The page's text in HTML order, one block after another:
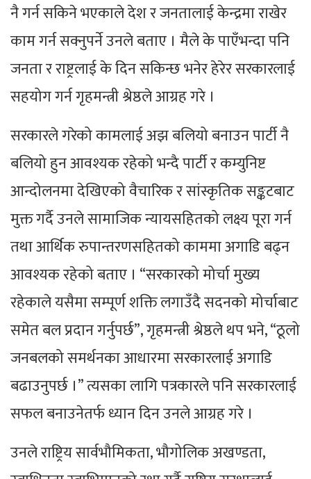
नै गर्न सकिने भएकाले देश र जनतालाई केन्द्रमा राखेर
काम गर्न सक्नुपर्ने उनले बताए । मैले के पाएँभन्दा पनि
जनता र राष्ट्रलाई के दिन सकिन्छ भनेर हेरेर सरकारलाई
सहयोग गर्न गृहमन्त्री श्रेष्ठले आग्रह गरे ।
सरकारले गरेको कामलाई अझ बलियो बनाउन पार्टी नै
बलियो हुन आवश्यक रहेको भन्दै पार्टी र कम्युनिष्ट
आन्दोलनमा देखिएको वैचारिक र सांस्कृतिक सङ्कटबाट
मुक्त गर्दै उनले सामाजिक न्यायसहितको लक्ष्य पूरा गर्न
तथा आर्थिक रुपान्तरणसहितको काममा अगाडि बढ्न
आवश्यक रहेको बताए । “सरकारको मोर्चा मुख्य
रहेकाले यसैमा सम्पूर्ण शक्ति लगाउँदै सदनको मोर्चाबाट
समेत बल प्रदान गर्नुपर्छ”, गृहमन्त्री श्रेष्ठले थप भने, “ठूलो
जनबलको समर्थनका आधारमा सरकारलाई अगाडि
बढाउनुपर्छ ।” त्यसका लागि पत्रकारले पनि सरकारलाई
सफल बनाउनेतर्फ ध्यान दिन उनले आग्रह गरे ।
उनले राष्ट्रिय सार्वभौमिकता, भौगोलिक अखण्डता,